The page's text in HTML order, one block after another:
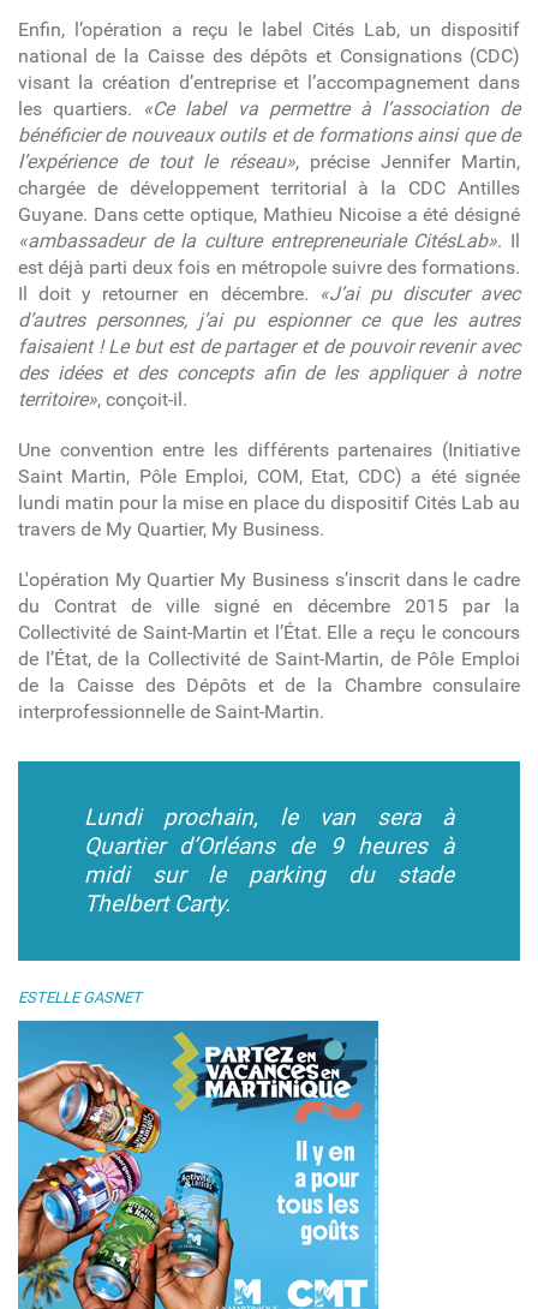
Enfin, l’opération a reçu le label Cités Lab, un dispositif
national de la Caisse des dépôts et Consignations (CDC)
visant la création d’entreprise et l’accompagnement dans
les quartiers. «Ce label va permettre à l’association de
bénéficier de nouveaux outils et de formations ainsi que de
l’expérience de tout le réseau», précise Jennifer Martin,
chargée de développement territorial à la CDC Antilles
Guyane. Dans cette optique, Mathieu Nicoise a été désigné
«ambassadeur de la culture entrepreneuriale CitésLab». Il
est déjà parti deux fois en métropole suivre des formations.
Il doit y retourner en décembre.
«J’ai pu discuter avec
d’autres personnes, j’ai pu espionner ce que les autres
faisaient ! Le but est de partager et de pouvoir revenir avec
des idées et des concepts afin de les appliquer à notre
territoire», conçoit-il.
Une convention entre les différents partenaires (Initiative
Saint Martin, Pôle Emploi, COM, Etat, CDC) a été signée
lundi matin pour la mise en place du dispositif Cités Lab au
travers de My Quartier, My Business.
L'opération My Quartier My Business s’inscrit dans le cadre
du Contrat de ville signé en décembre 2015 par la
Collectivité de Saint-Martin et l’État. Elle a reçu le concours
de l’État, de la Collectivité de Saint-Martin, de Pôle Emploi
de la Caisse des Dépôts et de la Chambre consulaire
interprofessionnelle de Saint-Martin.
Lundi prochain, le van sera à
Quartier d’Orléans de 9 heures à
midi sur le parking du stade
Thelbert Carty.
ESTELLE GASNET